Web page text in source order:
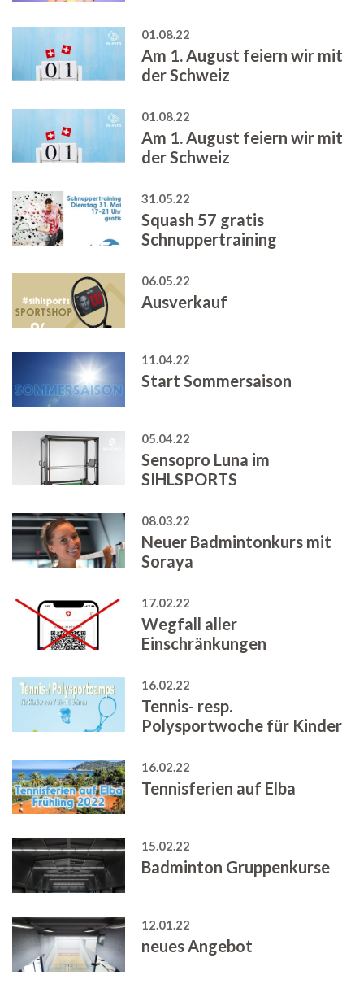
01.08.22
Am 1. August feiern wir mit
der Schweiz
01.08.22
Am 1. August feiern wir mit
der Schweiz
31.05.22
Squash 57 gratis
Schnuppertraining
06.05.22
Ausverkauf
11.04.22
Start Sommersaison
05.04.22
Sensopro Luna im
SIHLSPORTS
08.03.22
Neuer Badmintonkurs mit
Soraya
17.02.22
Wegfall aller
Einschränkungen
16.02.22
Tennis- resp.
Polysportwoche für Kinder
16.02.22
Tennisferien auf Elba
15.02.22
Badminton Gruppenkurse
12.01.22
neues Angebot